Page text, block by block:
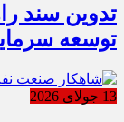
تدوین سند
توسعه
13 جولای 2026